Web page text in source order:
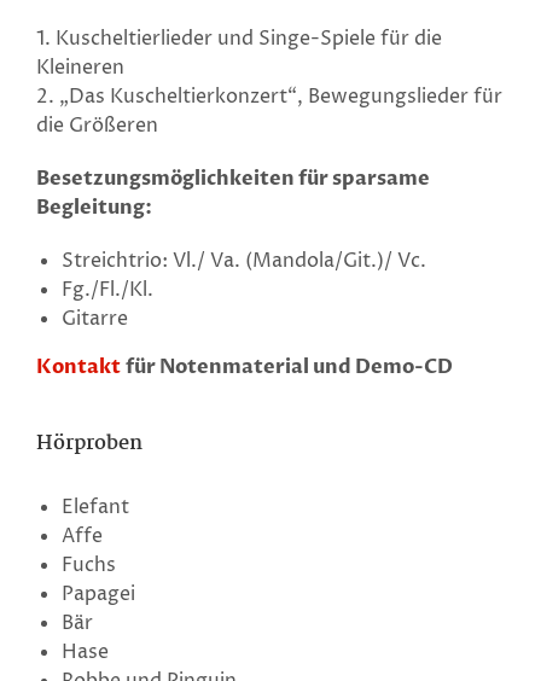
1. Kuscheltierlieder und Singe-Spiele für die
Kleineren
2. „Das Kuscheltierkonzert“, Bewegungslieder für
die Größeren
Besetzungsmöglichkeiten für sparsame
Begleitung:
Streichtrio: Vl./ Va. (Mandola/Git.)/ Vc.
Fg./Fl./Kl.
Gitarre
Kontaktfür Notenmaterial und Demo-CD
Hörproben
Elefant
Affe
Fuchs
Papagei
Bär
Hase